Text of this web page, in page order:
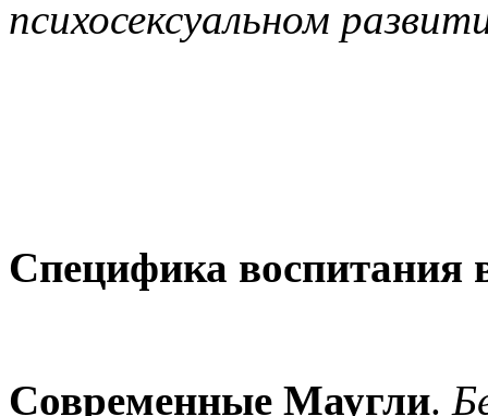
психосексуальном
Специфика воспитания
Современные Маугли.